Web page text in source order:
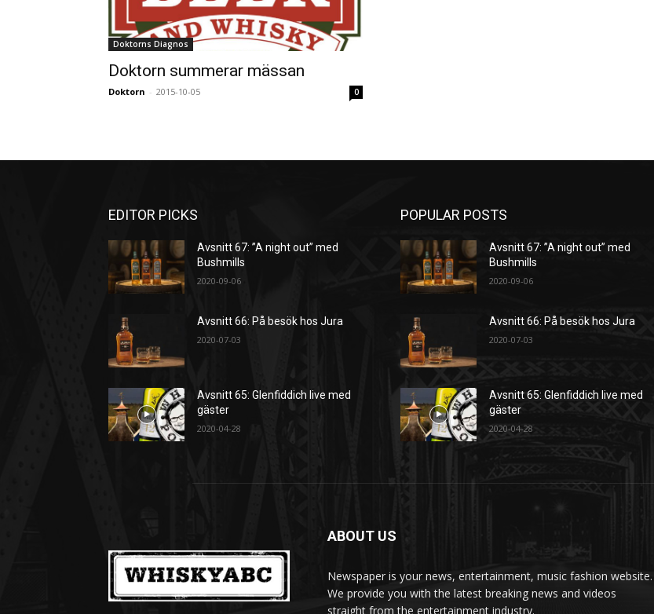
Doktorns Diagnos
Doktorn summerar mässan
Doktorn - 2015-10-05 0
EDITOR PICKS
Avsnitt 67: ”A night out” med
Bushmills
2020-09-06
Avsnitt 66: På besök hos Jura
2020-07-03
Avsnitt 65: Glenfiddich live med
gäster
2020-04-28
POPULAR POSTS
Avsnitt 67: ”A night out” med
Bushmills
2020-09-06
Avsnitt 66: På besök hos Jura
2020-07-03
Avsnitt 65: Glenfiddich live med
gäster
2020-04-28
ABOUT US
Newspaper is your news, entertainment, music fashion website.
We provide you with the latest breaking news and videos
straight from the entertainment industry.